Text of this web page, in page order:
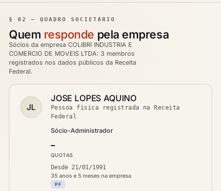
§ 02 — QUADRO SOCIETÁRIO
Quem responde pela empresa
Sócios da empresa COLIBRI INDUSTRIA E
COMERCIO DE MOVEIS LTDA: 3 membros
registrados nos dados públicos da Receita
Federal.
JL
JOSE LOPES AQUINO
Pessoa física registrada na Receita
Federal
Sócio-Administrador
—
QUOTAS
Desde 21/01/1991
35 anos e 5 meses na empresa
PF